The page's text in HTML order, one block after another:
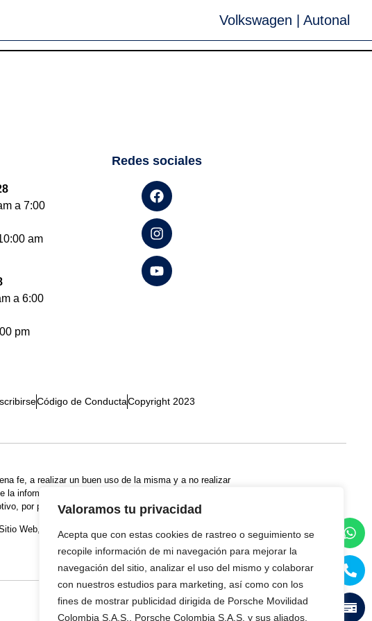
Valoramos tu privacidad
Acepta que con estas cookies de rastreo o seguimiento se
recopile información de mi navegación para mejorar la
navegación del sitio, analizar el uso del mismo y colaborar
con nuestros estudios para marketing, así como con los
fines de mostrar publicidad dirigida de Porsche Movilidad
Colombia S.A.S., Porsche Colombia S.A.S. y sus aliados.
Volkswagen | Autonal
a 7:00
am
a 6:00
pm
Redes sociales
Código de ConductaCopyright 2023
fe, a realizar un buen uso de la misma y a no realizar
información y del contenido del Sitio Web será
por parte de las autoridades pertinentes.
Web, sus servicios o contenidos, ni de que ésta sea